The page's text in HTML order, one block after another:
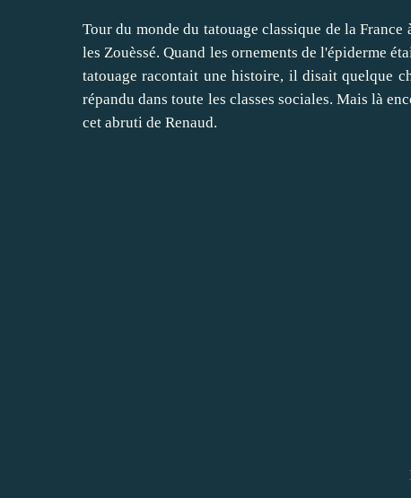
Tour du monde du tatouage classique de la
les Zouèssé. Quand les ornements de l'épiderme
tatouage racontait une histoire, il disait quelque
répandu dans toute les classes sociales. Mais là
cet abruti de Renaud.